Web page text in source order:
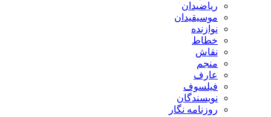
ریاضیدان
موسیقیدان
نوازنده
خطاط
نقاش
منجم
عارف
فیلسوف
نویسندگان
روزنامه نگار